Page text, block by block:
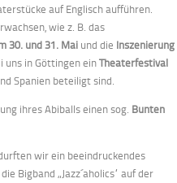
auf Englisch aufführen.
wie z. B. das
30. und 31. Mai und die Inszenierung
uns in Göttingen einTheaterfestival
Spanien beteiligt sind.
ihres Abiballs einen sog. Bunten
wir ein beeindruckendes
Bigband „Jazz´aholics“ auf der